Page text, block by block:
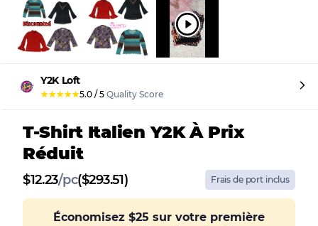
Y2K Loft
★★★★★5.0 / 5 Quality Score
T-Shirt Italien Y2K À Prix
Réduit
$12.23/pc($293.51) Frais de port inclus
Économisez $25 sur votre première